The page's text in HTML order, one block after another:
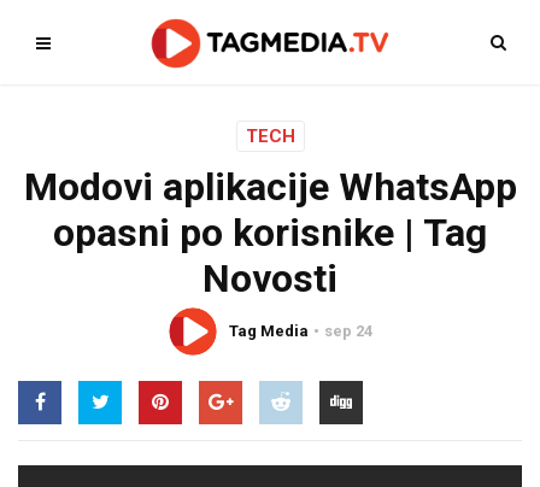
TECH
Modovi aplikacije WhatsApp
opasni po korisnike | Tag
Novosti
Tag Media sep 24